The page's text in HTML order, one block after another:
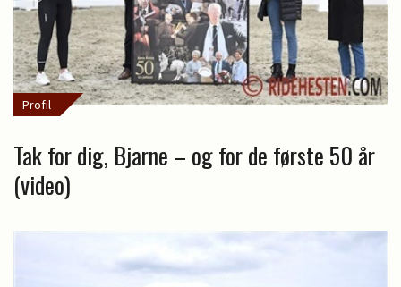
Profil
Tak for dig, Bjarne – og for de første 50 år
(video)